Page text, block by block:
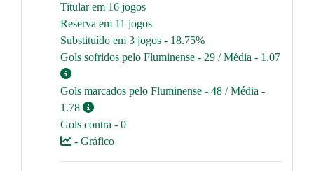
Titular em 16 jogos
Reserva em 11 jogos
Substituído em 3 jogos - 18.75%
Gols sofridos pelo Fluminense - 29 / Média - 1.07
Gols marcados pelo Fluminense - 48 / Média -
1.78
Gols contra - 0
- Gráfico